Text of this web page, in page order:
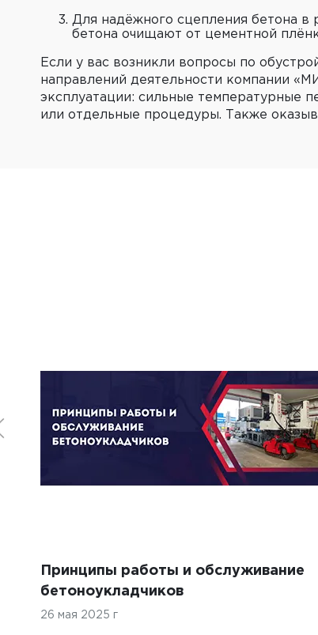
Для надёжного сцепления бетона в
бетона очищают от цементной
Если у вас возникли вопросы по
направлений деятельности компании
эксплуатации: сильные температурные
или отдельные процедуры. Также
Принципы работы и обслуживание
бетоноукладчиков
26 мая 2025 г